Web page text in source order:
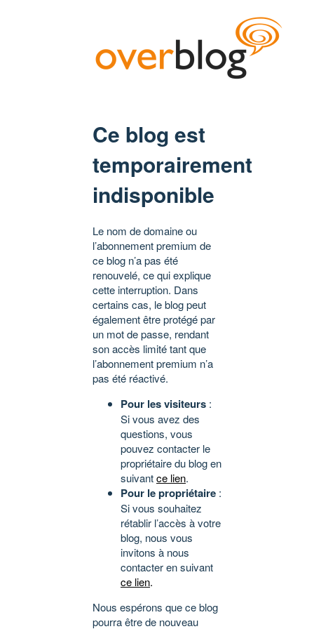
Ce blog est
temporairement
indisponible
Le nom de domaine ou
l’abonnement premium de
ce blog n’a pas été
renouvelé, ce qui explique
cette interruption. Dans
certains cas, le blog peut
également être protégé par
un mot de passe, rendant
son accès limité tant que
l’abonnement premium n’a
pas été réactivé.
Pour les visiteurs :
Si vous avez des
questions, vous
pouvez contacter le
propriétaire du blog en
suivantce lien.
Pour le propriétaire :
Si vous souhaitez
rétablir l’accès à votre
blog, nous vous
invitons à nous
contacter en suivant
ce lien.
Nous espérons que ce blog
pourra être de nouveau